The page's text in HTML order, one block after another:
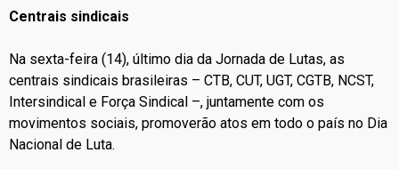
Centrais sindicais
Na sexta-feira (14), último dia da Jornada de Lutas, as
centrais sindicais brasileiras – CTB, CUT, UGT, CGTB, NCST,
Intersindical e Força Sindical –, juntamente com os
movimentos sociais, promoverão atos em todo o país no Dia
Nacional de Luta.